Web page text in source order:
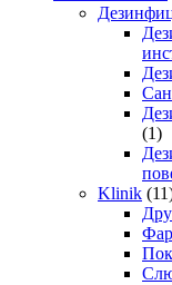
(1)
Klinik